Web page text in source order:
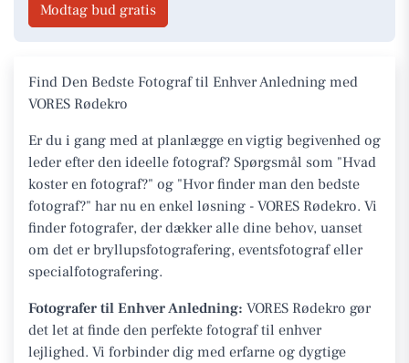
Modtag bud gratis
Find Den Bedste Fotograf til Enhver Anledning med
VORES Rødekro
Er du i gang med at planlægge en vigtig begivenhed og
leder efter den ideelle fotograf? Spørgsmål som "Hvad
koster en fotograf?" og "Hvor finder man den bedste
fotograf?" har nu en enkel løsning - VORES Rødekro. Vi
finder fotografer, der dækker alle dine behov, uanset
om det er bryllupsfotografering, eventsfotograf eller
specialfotografering.
Fotografer til Enhver Anledning: VORES Rødekro gør
det let at finde den perfekte fotograf til enhver
lejlighed. Vi forbinder dig med erfarne og dygtige